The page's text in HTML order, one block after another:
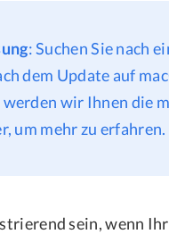
: Suchen Sie nach
dem Update auf
wir Ihnen die
um mehr zu erfahren.
sein, wenn